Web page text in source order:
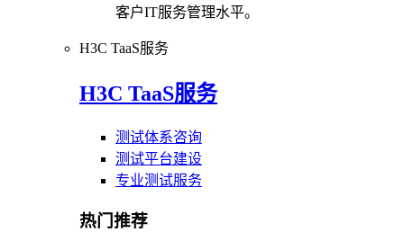
客户IT服务管理水平。
H3C TaaS服务
H3C TaaS服务
测试体系咨询
测试平台建设
专业测试服务
热门推荐